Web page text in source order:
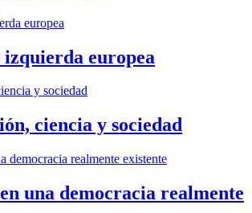
europea
ciencia y sociedad
una democracia realmente